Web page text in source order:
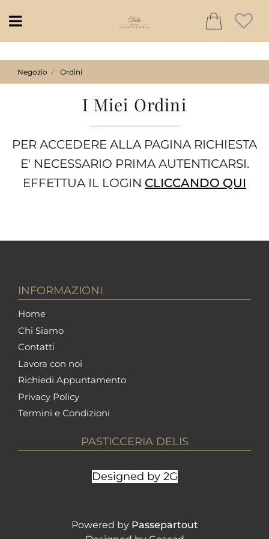
Open
Negozio Ordini
I Miei Ordini
PER ACCEDERE ALLA PAGINA RICHIESTA
E' NECESSARIO PRIMA AUTENTICARSI.
EFFETTUA IL LOGIN CLICCANDO QUI
INFORMAZIONI
Home
Chi Siamo
Contatti
Lavora con noi
Richiedi Appuntamento
Privacy Policy
Termini e Condizioni
PASTICCERIA DELIS
Designed by 2G
Powered by Passepartout